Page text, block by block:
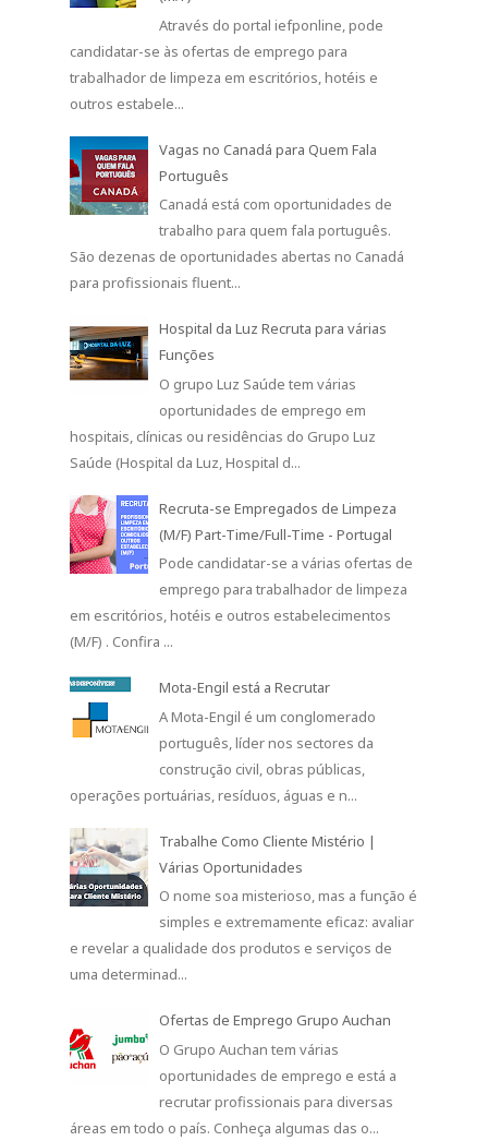
Através do portal iefponline, pode
candidatar-se às ofertas de emprego para
trabalhador de limpeza em escritórios, hotéis e
outros estabele...
Vagas no Canadá para Quem Fala
Português
Canadá está com oportunidades de
trabalho para quem fala português.
São dezenas de oportunidades abertas no Canadá
para profissionais fluent...
Hospital da Luz Recruta para várias
Funções
O grupo Luz Saúde tem várias
oportunidades de emprego em
hospitais, clínicas ou residências do Grupo Luz
Saúde (Hospital da Luz, Hospital d...
Recruta-se Empregados de Limpeza
(M/F) Part-Time/Full-Time - Portugal
Pode candidatar-se a várias ofertas de
emprego para trabalhador de limpeza
em escritórios, hotéis e outros estabelecimentos
(M/F) . Confira ...
Mota-Engil está a Recrutar
A Mota-Engil é um conglomerado
português, líder nos sectores da
construção civil, obras públicas,
operações portuárias, resíduos, águas e n...
Trabalhe Como Cliente Mistério |
Várias Oportunidades
O nome soa misterioso, mas a função é
simples e extremamente eficaz: avaliar
e revelar a qualidade dos produtos e serviços de
uma determinad...
Ofertas de Emprego Grupo Auchan
O Grupo Auchan tem várias
oportunidades de emprego e está a
recrutar profissionais para diversas
áreas em todo o país. Conheça algumas das o...